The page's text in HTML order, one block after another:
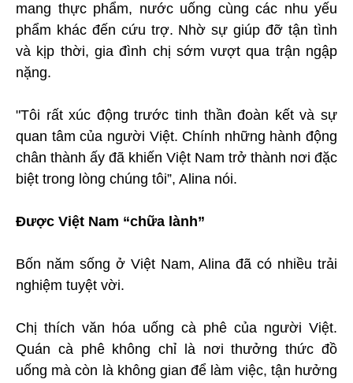
mang thực phẩm, nước uống cùng các nhu yếu
phẩm khác đến cứu trợ. Nhờ sự giúp đỡ tận tình
và kịp thời, gia đình chị sớm vượt qua trận ngập
nặng.
"Tôi rất xúc động trước tinh thần đoàn kết và sự
quan tâm của người Việt. Chính những hành động
chân thành ấy đã khiến Việt Nam trở thành nơi đặc
biệt trong lòng chúng tôi”, Alina nói.
Được Việt Nam “chữa lành”
Bốn năm sống ở Việt Nam, Alina đã có nhiều trải
nghiệm tuyệt vời.
Chị thích văn hóa uống cà phê của người Việt.
Quán cà phê không chỉ là nơi thưởng thức đồ
uống mà còn là không gian để làm việc, tận hưởng